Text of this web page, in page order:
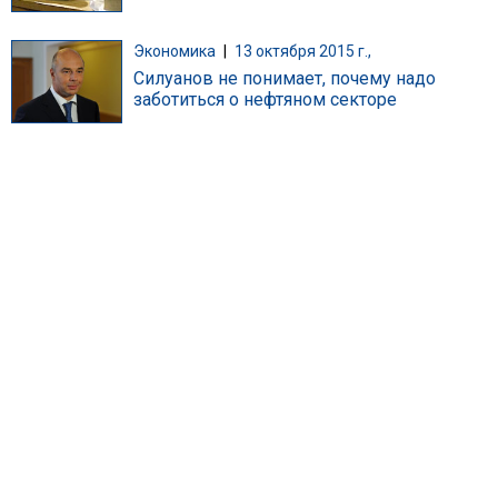
Экономика 13 октября 2015 г.,
Силуанов не понимает, почему надо
заботиться о нефтяном секторе